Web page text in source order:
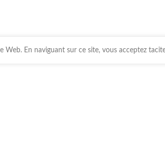
En naviguant sur ce site, vous acceptez